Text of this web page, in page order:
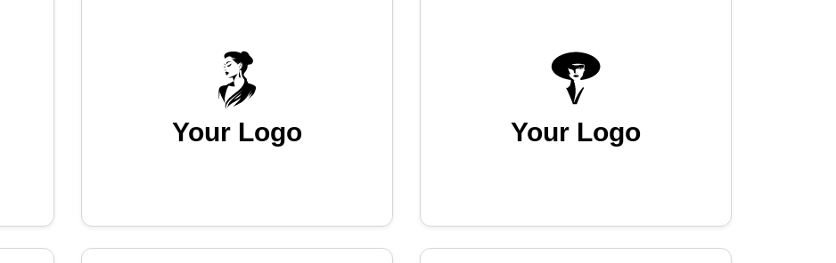
Your Logo Your Logo